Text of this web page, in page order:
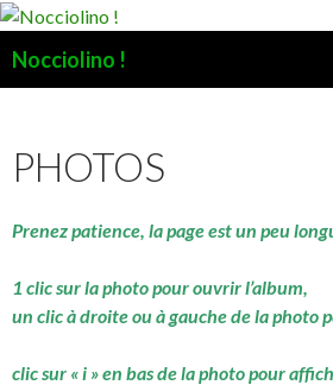
Nocciolino !
PHOTOS
Prenez patience, la page est un peu
1 clic sur la photo pour ouvrir l’album,
un clic à droite ou à gauche de la photo
clic sur « i » en bas de la photo pour